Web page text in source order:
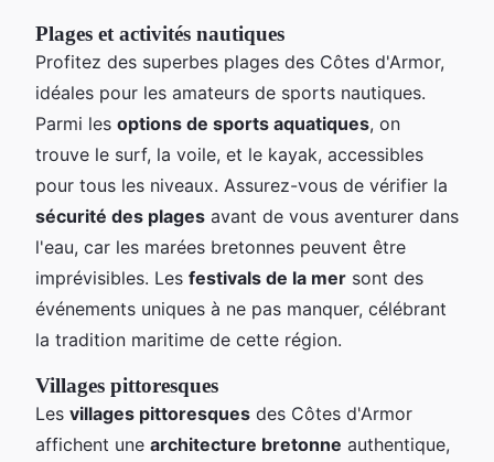
Plages et activités nautiques
Profitez des superbes plages des Côtes d'Armor,
idéales pour les amateurs de sports nautiques.
Parmi les options de sports aquatiques, on
trouve le surf, la voile, et le kayak, accessibles
pour tous les niveaux. Assurez-vous de vérifier la
sécurité des plages avant de vous aventurer dans
l'eau, car les marées bretonnes peuvent être
imprévisibles. Les festivals de la mer sont des
événements uniques à ne pas manquer, célébrant
la tradition maritime de cette région.
Villages pittoresques
Les villages pittoresques des Côtes d'Armor
affichent une architecture bretonne authentique,